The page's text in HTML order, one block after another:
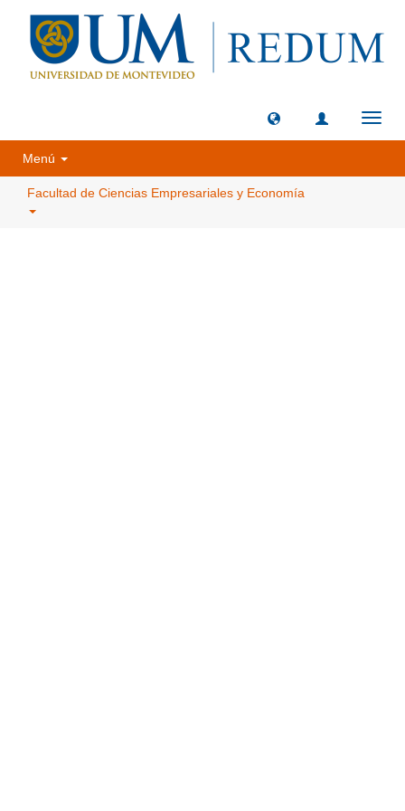
Menú
Facultad de Ciencias Empresariales y Economía